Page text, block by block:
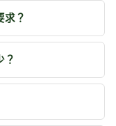
求？
？